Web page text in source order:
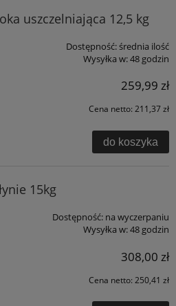
uszczelniająca 12,5 kg
Dostępność:średnia ilość
Wysyłka w:48 godzin
259,99 zł
Cena netto: 211,37 zł
do koszyka
15kg
Dostępność: na wyczerpaniu
Wysyłka w:48 godzin
308,00 zł
Cena netto: 250,41 zł